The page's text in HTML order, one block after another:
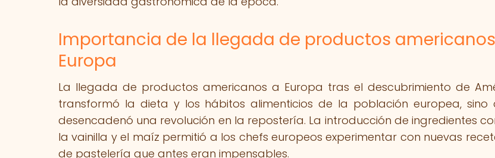
Importancia de la llegada de productos
Europa
La llegada de productos americanos a Europa tras el descubrimiento de
transformó la dieta y los hábitos alimenticios de la población europea, sino
desencadenó una revolución en la repostería. La introducción de ingredientes
la vainilla y el maíz permitió a los chefs europeos experimentar con nuevas
de pastelería que antes eran impensables.